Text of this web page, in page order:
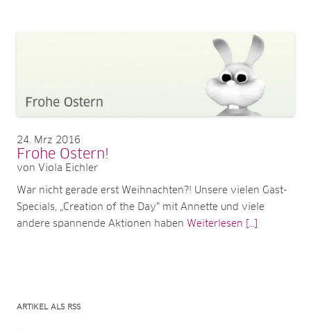
24 Mrz 2016
Frohe Ostern!
von Viola Eichler
War nicht gerade erst Weihnachten?! Unsere vielen Gast-
Specials, „Creation of the Day“ mit Annette und viele
andere spannende Aktionen haben Weiterlesen [...]
ARTIKEL ALS RSS